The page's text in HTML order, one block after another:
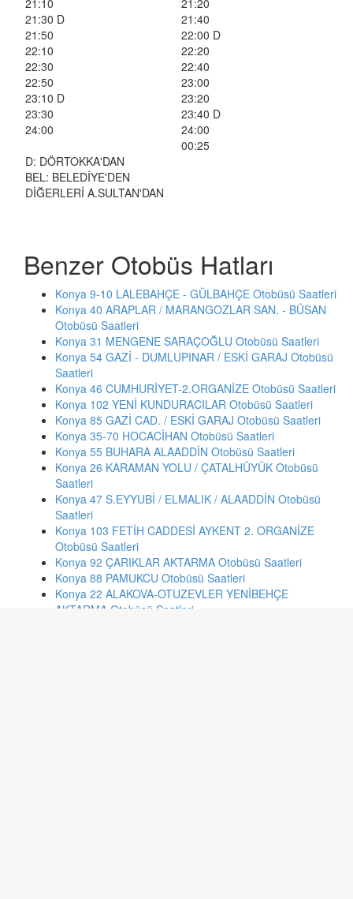
21:10
21:30 D
21:50
22:10
22:30
22:50
23:10 D
23:30
24:00
D: DÖRTOKKA'DAN
BEL: BELEDİYE'DEN
DİĞERLERİ A.SULTAN'DAN
21:20
21:40
22:00 D
22:20
22:40
23:00
23:20
23:40 D
24:00
00:25
Benzer Otobüs Hatları
Konya 9-10 LALEBAHÇE - GÜLBAHÇE Otobüsü Saatleri
Konya 40 ARAPLAR / MARANGOZLAR SAN. - BÜSAN
Otobüsü Saatleri
Konya 31 MENGENE SARAÇOĞLU Otobüsü Saatleri
Konya 54 GAZİ - DUMLUPINAR / ESKİ GARAJ Otobüsü
Saatleri
Konya 46 CUMHURİYET-2.ORGANİZE Otobüsü Saatleri
Konya 102 YENİ KUNDURACILAR Otobüsü Saatleri
Konya 85 GAZİ CAD. / ESKİ GARAJ Otobüsü Saatleri
Konya 35-70 HOCACİHAN Otobüsü Saatleri
Konya 55 BUHARA ALAADDİN Otobüsü Saatleri
Konya 26 KARAMAN YOLU / ÇATALHÜYÜK Otobüsü
Saatleri
Konya 47 S.EYYUBİ / ELMALIK / ALAADDİN Otobüsü
Saatleri
Konya 103 FETİH CADDESİ AYKENT 2. ORGANİZE
Otobüsü Saatleri
Konya 92 ÇARIKLAR AKTARMA Otobüsü Saatleri
Konya 88 PAMUKCU Otobüsü Saatleri
Konya 22 ALAKOVA-OTUZEVLER YENİBEHÇE
AKTARMA Otobüsü Saatleri